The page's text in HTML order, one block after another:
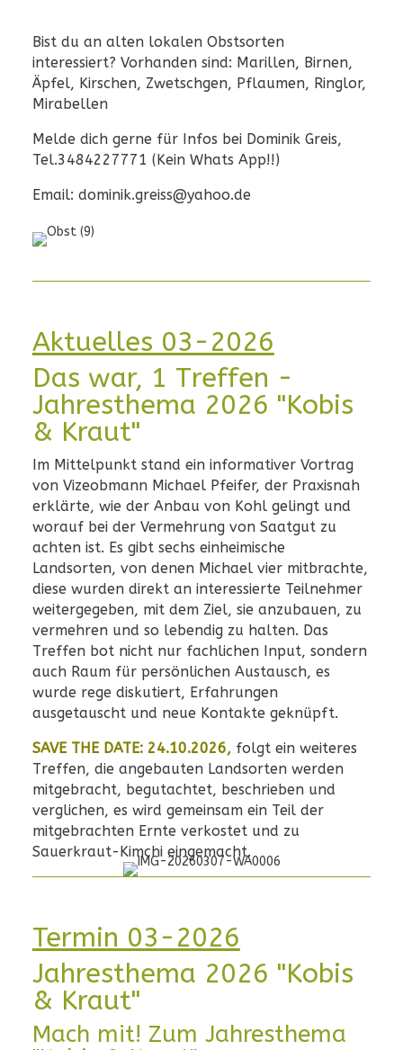
Bist du an alten lokalen Obstsorten
interessiert? Vorhanden sind: Marillen, Birnen,
Äpfel, Kirschen, Zwetschgen, Pflaumen, Ringlor,
Mirabellen
Melde dich gerne für Infos bei Dominik Greis,
Tel.3484227771 (Kein Whats App!!)
Email: dominik.greiss@yahoo.de
Aktuelles 03-2026
Das war, 1 Treffen -
Jahresthema 2026 "Kobis
& Kraut"
Im Mittelpunkt stand ein informativer Vortrag
von Vizeobmann Michael Pfeifer, der Praxisnah
erklärte, wie der Anbau von Kohl gelingt und
worauf bei der Vermehrung von Saatgut zu
achten ist. Es gibt sechs einheimische
Landsorten, von denen Michael vier mitbrachte,
diese wurden direkt an interessierte Teilnehmer
weitergegeben, mit dem Ziel, sie anzubauen, zu
vermehren und so lebendig zu halten. Das
Treffen bot nicht nur fachlichen Input, sondern
auch Raum für persönlichen Austausch, es
wurde rege diskutiert, Erfahrungen
ausgetauscht und neue Kontakte geknüpft.
SAVE THE DATE: 24.10.2026, folgt ein weiteres
Treffen, die angebauten Landsorten werden
mitgebracht, begutachtet, beschrieben und
verglichen, es wird gemeinsam ein Teil der
mitgebrachten Ernte verkostet und zu
Sauerkraut-Kimchi eingemacht.
Termin 03-2026
Jahresthema 2026 "Kobis
& Kraut"
Mach mit! Zum Jahresthema